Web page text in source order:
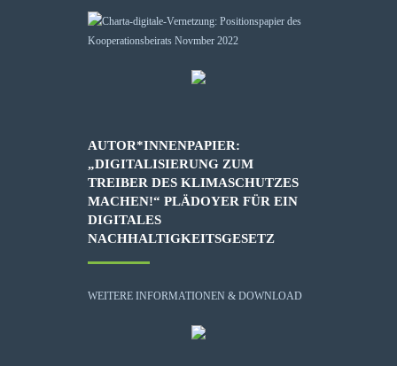
AUTOR*INNENPAPIER:
„DIGITALISIERUNG ZUM
TREIBER DES KLIMASCHUTZES
MACHEN!“ PLÄDOYER FÜR EIN
DIGITALES
NACHHALTIGKEITSGESETZ
WEITERE INFORMATIONEN & DOWNLOAD